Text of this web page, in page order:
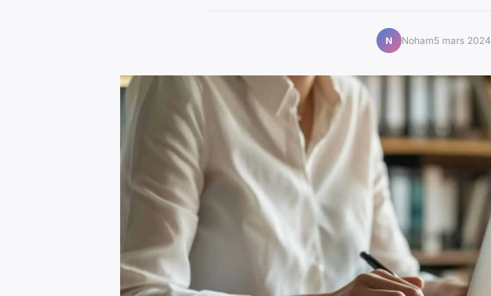
N Noham5 mars 2024